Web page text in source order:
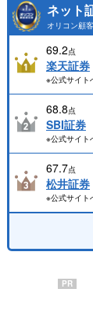
ネット
オリコン顧
69.2点
楽天証券
※公式サイト
68.8点
SBI証券
※公式サイト
67.7点
松井証券
※公式サイト
PR